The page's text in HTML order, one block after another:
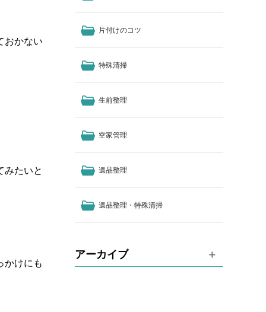
おかない
みたいと
かけにも
片付けのコツ
特殊清掃
生前整理
空家管理
遺品整理
遺品整理・特殊清掃
アーカイブ